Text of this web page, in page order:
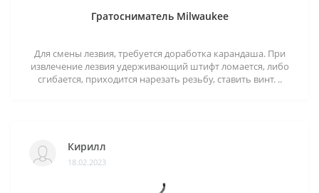
Гратосниматель Milwaukee
Для смены лезвия, требуется доработка карандаша. При
извлечение лезвия удерживающий штифт ломается, либо
сгибается, приходится нарезать резьбу, ставить винт. ..
Кирилл
18.02.2023